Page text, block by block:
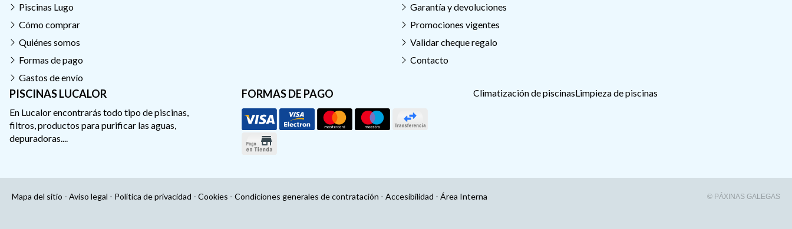
PISCINAS LUCALOR
En Lucalor encontrarás todo tipo de piscinas,
filtros, productos para purificar las aguas,
depuradoras....
FORMAS DE PAGO
Piscinas Lugo
Cómo comprar
Quiénes somos
Formas de pago
Gastos de envío
Garantía y devoluciones
Promociones vigentes
Validar cheque regalo
Contacto
Climatización de piscinasLimpieza de piscinas
Mapa del sitio - Aviso legal - Política de privacidad - Cookies - Condiciones generales de contratación - Accesibilidad - Área Interna © PÁXINAS GALEGAS